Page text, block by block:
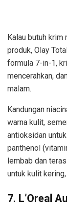
Kalau butuh
produk, Olay
formula 7-in-1,
mencerahkan,
malam.
Kandungan
warna kulit,
antioksidan
panthenol
lembab dan
untuk kulit
7. L’Oreal